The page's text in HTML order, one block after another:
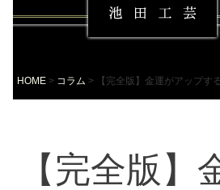
HOME コラム 【完全版】金運がアップ
【完全版